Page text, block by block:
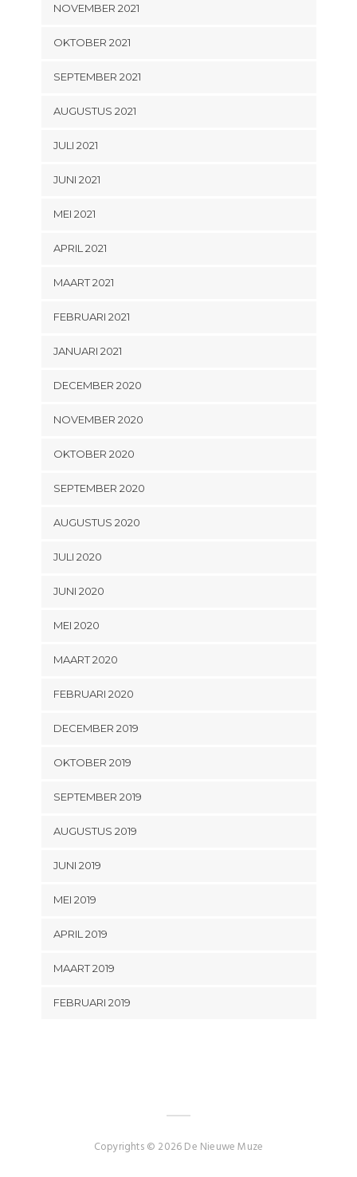
NOVEMBER 2021
OKTOBER 2021
SEPTEMBER 2021
AUGUSTUS 2021
JULI 2021
JUNI 2021
MEI 2021
APRIL 2021
MAART 2021
FEBRUARI 2021
JANUARI 2021
DECEMBER 2020
NOVEMBER 2020
OKTOBER 2020
SEPTEMBER 2020
AUGUSTUS 2020
JULI 2020
JUNI 2020
MEI 2020
MAART 2020
FEBRUARI 2020
DECEMBER 2019
OKTOBER 2019
SEPTEMBER 2019
AUGUSTUS 2019
JUNI 2019
MEI 2019
APRIL 2019
MAART 2019
FEBRUARI 2019
Copyrights © 2026 De Nieuwe Muze